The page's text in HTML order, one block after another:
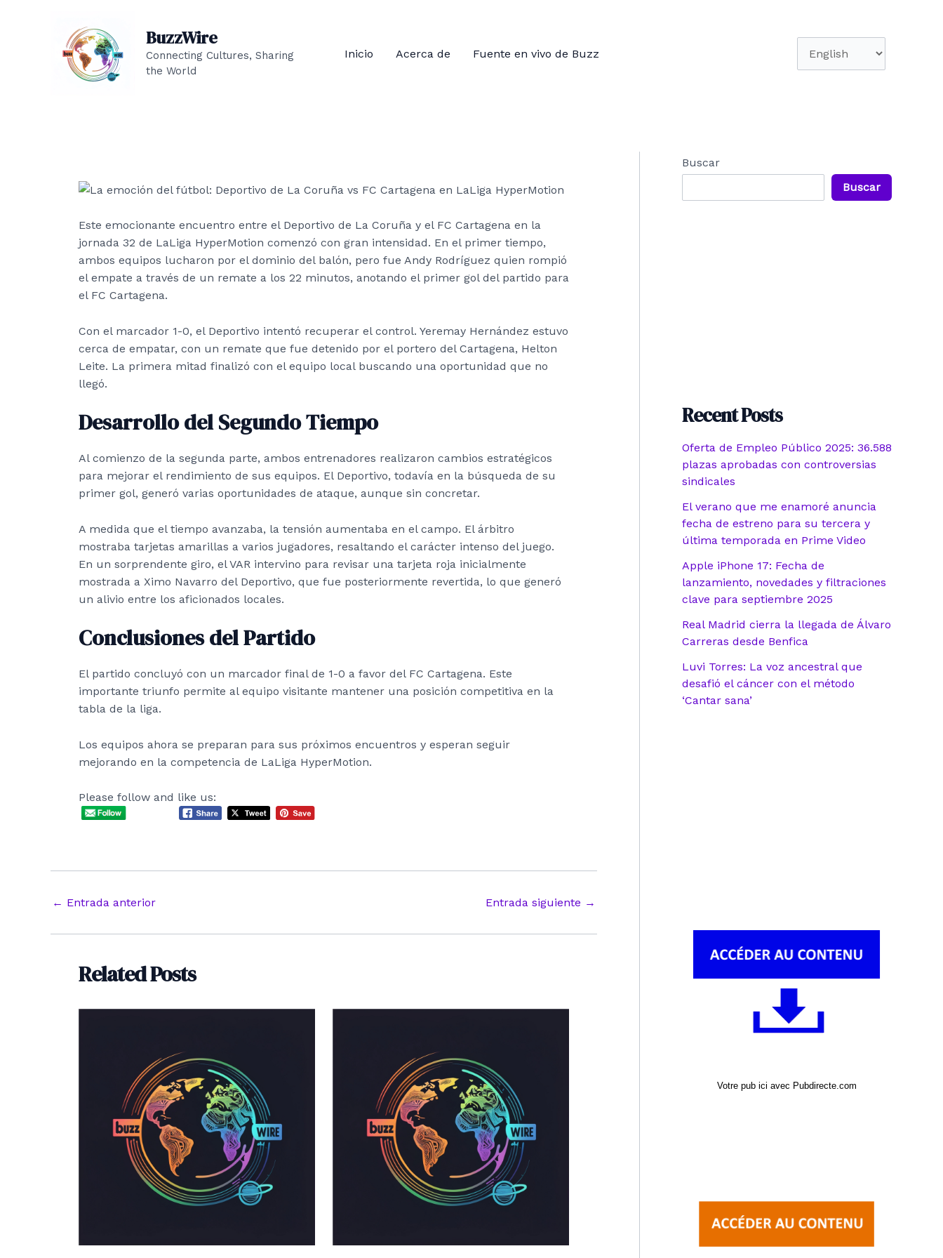
BuzzWire
Connecting Cultures, Sharing
the World
Inicio Acerca de Fuente en vivo de Buzz
Este emocionante encuentro entre el Deportivo de La Coruña y el FC Cartagena en la
jornada 32 de LaLiga HyperMotion comenzó con gran intensidad. En el primer tiempo,
ambos equipos lucharon por el dominio del balón, pero fue Andy Rodríguez quien rompió
el empate a través de un remate a los 22 minutos, anotando el primer gol del partido para
el FC Cartagena.
Con el marcador 1-0, el Deportivo intentó recuperar el control. Yeremay Hernández estuvo
cerca de empatar, con un remate que fue detenido por el portero del Cartagena, Helton
Leite. La primera mitad finalizó con el equipo local buscando una oportunidad que no
llegó.
Desarrollo del Segundo Tiempo
Al comienzo de la segunda parte, ambos entrenadores realizaron cambios estratégicos
para mejorar el rendimiento de sus equipos. El Deportivo, todavía en la búsqueda de su
primer gol, generó varias oportunidades de ataque, aunque sin concretar.
A medida que el tiempo avanzaba, la tensión aumentaba en el campo. El árbitro
mostraba tarjetas amarillas a varios jugadores, resaltando el carácter intenso del juego.
En un sorprendente giro, el VAR intervino para revisar una tarjeta roja inicialmente
mostrada a Ximo Navarro del Deportivo, que fue posteriormente revertida, lo que generó
un alivio entre los aficionados locales.
Conclusiones del Partido
El partido concluyó con un marcador final de 1-0 a favor del FC Cartagena. Este
importante triunfo permite al equipo visitante mantener una posición competitiva en la
tabla de la liga.
Los equipos ahora se preparan para sus próximos encuentros y esperan seguir
mejorando en la competencia de LaLiga HyperMotion.
Please follow and like us:
Navegación
entradas
← Entrada anterior Entrada siguiente →
Related Posts
Buscar
Buscar
Recent Posts
Oferta de Empleo Público 2025: 36.588
plazas aprobadas con controversias
sindicales
El verano que me enamoré anuncia
fecha de estreno para su tercera y
última temporada en Prime Video
Apple iPhone 17: Fecha de
lanzamiento, novedades y filtraciones
clave para septiembre 2025
Real Madrid cierra la llegada de Álvaro
Carreras desde Benfica
Luvi Torres: La voz ancestral que
desafió el cáncer con el método
‘Cantar sana’
Votre pub ici avec Pubdirecte.com